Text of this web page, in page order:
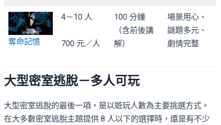
奪命記憶
4－10 人
700 元／人
100 分鐘
（含前後講
解）
場景用心、
謎題多元、
劇情完整
大型密室逃脫－多人可玩
大型密室逃脫的最後一項，是以遊玩人數為主要挑選方式。
在大多數密室逃脫主題提供 8 人以下的選擇時，還是有不少